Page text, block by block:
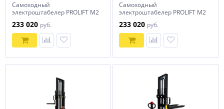
Самоходный
электроштабелер PROLIFT M2
233 020 руб.
Самоходный
электроштабелер PROLIFT M2
233 020 руб.